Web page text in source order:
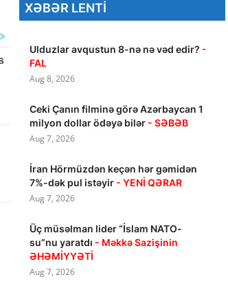
XƏBƏR LENTI
Ulduzlar avqustun 8-nə nə vəd edir? -
FAL
Aug 8, 2026
Ceki Çanın filminə görə Azərbaycan 1
milyon dollar ödəyə bilər - SƏBƏB
Aug 7, 2026
İran Hörmüzdən keçən hər gəmidən
7%-dək pul istəyir - YENİ QƏRAR
Aug 7, 2026
Üç müsəlman lider “İslam NATO-
su”nu yaratdı - Məkkə Sazişinin
ƏHƏMİYYƏTİ
Aug 7, 2026